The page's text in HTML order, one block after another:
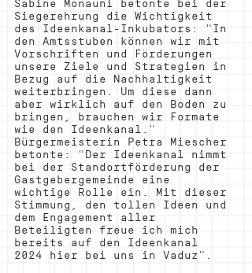
Sabine Monauni betonte bei der
Siegerehrung die Wichtigkeit
des Ideenkanal-Inkubators: "In
den Amtsstuben können wir mit
Vorschriften und Förderungen
unsere Ziele und Strategien in
Bezug auf die Nachhaltigkeit
weiterbringen. Um diese dann
aber wirklich auf den Boden zu
bringen, brauchen wir Formate
wie den Ideenkanal."
Bürgermeisterin Petra Miescher
betonte: "Der Ideenkanal nimmt
bei der Standortförderung der
Gastgebergemeinde eine
wichtige Rolle ein. Mit dieser
Stimmung, den tollen Ideen und
dem Engagement aller
Beteiligten freue ich mich
bereits auf den Ideenkanal
2024 hier bei uns in Vaduz".